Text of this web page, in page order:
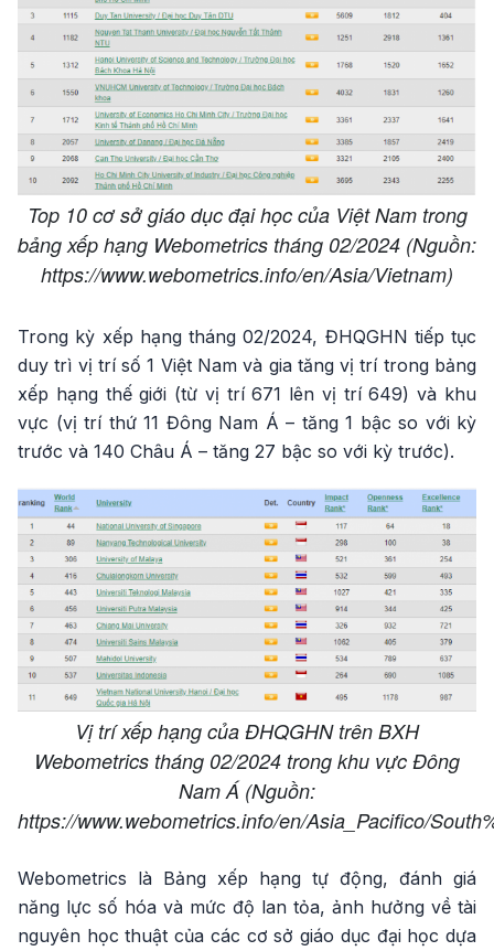
Top 10 cơ sở giáo dục đại học của Việt Nam trong
bảng xếp hạng Webometrics tháng 02/2024 (Nguồn:
https://www.webometrics.info/en/Asia/Vietnam)
Trong kỳ xếp hạng tháng 02/2024, ĐHQGHN tiếp tục
duy trì vị trí số 1 Việt Nam và gia tăng vị trí trong bảng
xếp hạng thế giới (từ vị trí 671 lên vị trí 649) và khu
vực (vị trí thứ 11 Đông Nam Á – tăng 1 bậc so với kỳ
trước và 140 Châu Á – tăng 27 bậc so với kỳ trước).
Vị trí xếp hạng của ĐHQGHN trên BXH
Webometrics tháng 02/2024 trong khu vực Đông
Nam Á (Nguồn:
https://www.webometrics.info/en/Asia_Pacifico/
Webometrics là Bảng xếp hạng tự động, đánh giá
năng lực số hóa và mức độ lan tỏa, ảnh hưởng về tài
nguyên học thuật của các cơ sở giáo dục đại học dựa